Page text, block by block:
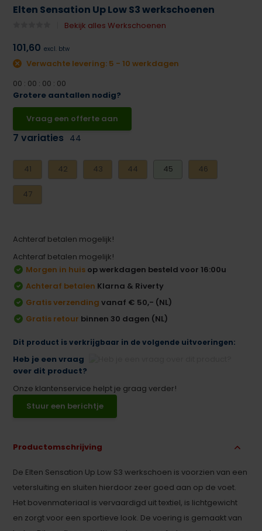
Elten Sensation Up Low S3 werkschoenen
Bekijk alles Werkschoenen
101,60 excl. btw
Verwachte levering: 5 - 10 werkdagen
00 : 00 : 00 : 00
Grotere aantallen nodig?
Vraag een offerte aan
7 variaties 44
41 42 43 44 45 46
47
Achteraf betalen mogelijk!
Achteraf betalen mogelijk!
Morgen in huis op werkdagen besteld voor 16:00u
Achteraf betalen Klarna & Riverty
Gratis verzending vanaf € 50,- (NL)
Gratis retour binnen 30 dagen (NL)
Dit product is verkrijgbaar in de volgende uitvoeringen:
Heb je een vraag
over dit product?
Onze klantenservice helpt je graag verder!
Stuur een berichtje
Productomschrijving
De Elten Sensation Up Low S3 werkschoen is voorzien van een
vetersluiting en sluiten hierdoor zeer goed aan op de voet.
Het bovenmateriaal is vervaardigd uit textiel, is lichtgewicht
en zorgt voor een sportieve look. De voering is gemaakt van